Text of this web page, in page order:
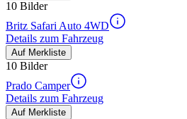
10 Bilder
Britz Safari Auto 4WD
Details zum Fahrzeug
Auf Merkliste
10 Bilder
Prado Camper
Details zum Fahrzeug
Auf Merkliste